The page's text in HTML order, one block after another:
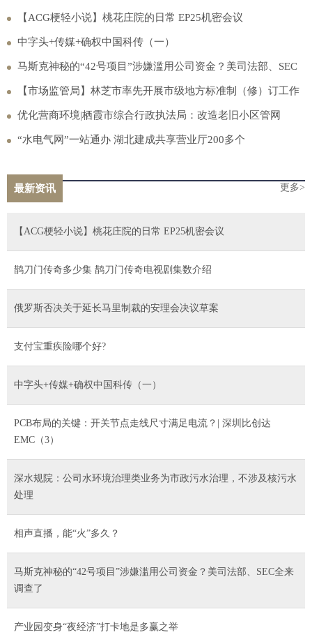
【ACG梗轻小说】桃花庄院的日常 EP25机密会议
中字头+传媒+确权中国科传（一）
马斯克神秘的“42号项目”涉嫌滥用公司资金？美司法部、SEC
全来调查了
【市场监管局】林芝市率先开展市级地方标准制（修）订工作
优化营商环境|栖霞市综合行政执法局：改造老旧小区管网
“水电气网”一站通办 湖北建成共享营业厅200多个
最新资讯 更多>
【ACG梗轻小说】桃花庄院的日常 EP25机密会议
鹊刀门传奇多少集 鹊刀门传奇电视剧集数介绍
俄罗斯否决关于延长马里制裁的安理会决议草案
支付宝重疾险哪个好?
中字头+传媒+确权中国科传（一）
PCB布局的关键：开关节点走线尺寸满足电流？| 深圳比创达
EMC（3）
深水规院：公司水环境治理类业务为市政污水治理，不涉及核污水
处理
相声直播，能“火”多久？
马斯克神秘的“42号项目”涉嫌滥用公司资金？美司法部、SEC全来
调查了
产业园变身“夜经济”打卡地是多赢之举